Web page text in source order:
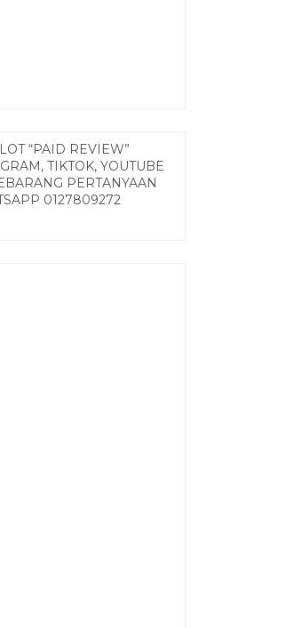
“PAID REVIEW”
TIKTOK, YOUTUBE
PERTANYAAN
0127809272